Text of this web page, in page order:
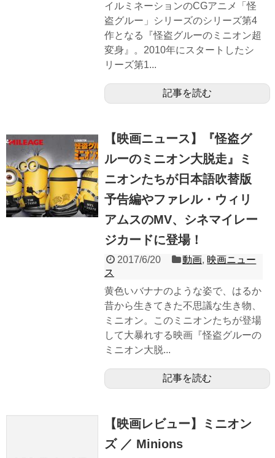
イルミネーションのCGアニメ「怪
盗グルー」シリーズのシリーズ第4
作となる『怪盗グルーのミニオン超
変身』。2010年にスタートしたシ
リーズ第1...
記事を読む
【映画ニュース】『怪盗グ
ルーのミニオン大脱走』ミ
ニオンたちが日本語吹替版
予告編やファレル・ウィリ
アムスのMV、シネマイレー
ジカードに登場！
2017/6/20 動画, 映画ニュー
ス
黄色いバナナのような姿で、はるか
昔から生きてきた不思議な生き物、
ミニオン。このミニオンたちが登場
して大暴れする映画『怪盗グルーの
ミニオン大脱...
記事を読む
【映画レビュー】ミニオン
ズ ／ Minions